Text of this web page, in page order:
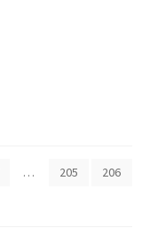
… 205
206